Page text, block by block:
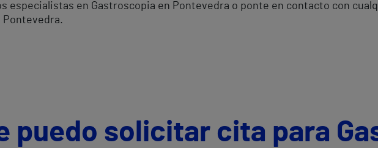
especialistas en Gastroscopia en Pontevedra o ponte en contacto con
Pontevedra.
puedo solicitar cita para